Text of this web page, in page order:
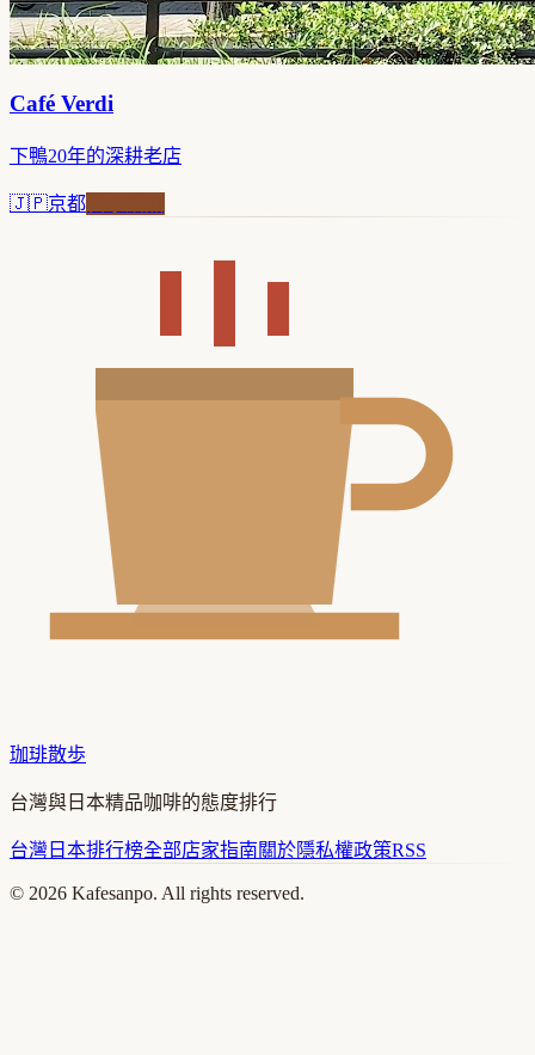
Café Verdi
下鴨20年的深耕老店
🇯🇵京都
珈琲散歩
台灣與日本精品咖啡的態度排行
台灣 日本排行榜全部店家指南關於隱私權政策RSS
© 2026 Kafesanpo. All rights reserved.